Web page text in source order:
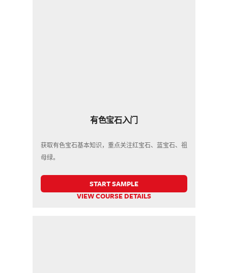
有色宝石入门
获取有色宝石基本知识，重点关注红宝石、蓝宝石、祖
母绿。
START SAMPLE
VIEW COURSE DETAILS